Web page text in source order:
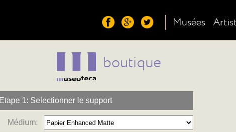
Musées
boutique
Etape 1: Selectionner le support
Médium: